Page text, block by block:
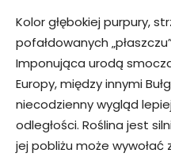
Kolor głębokiej purpury,
pofałdowanych
Imponująca urodą
Europy, między innymi
niecodzienny wygląd
odległości. Roślina jest
jej pobliżu może